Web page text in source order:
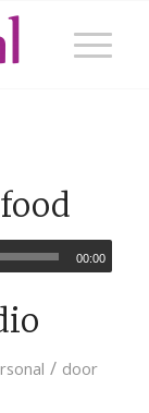
food
00:00
/ door